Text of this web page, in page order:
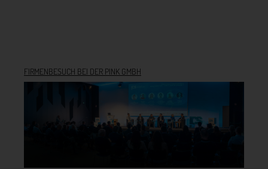
FIRMENBESUCH BEI DER PINK GMBH